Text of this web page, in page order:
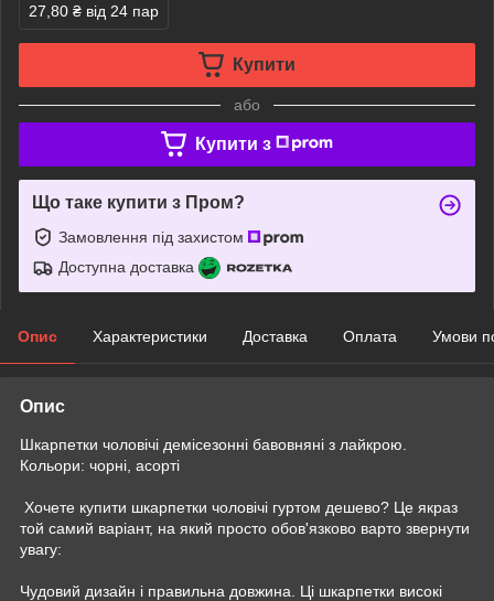
27,80 ₴ від 24 пар
Купити
або
Купити з
Що таке купити з Пром?
Замовлення під захистом
Доступна доставка
Опис Характеристики Доставка Оплата Умови
Опис
Шкарпетки чоловічі демісезонні бавовняні з лайкрою.
Кольори: чорні, асорті
Хочете купити шкарпетки чоловічі гуртом дешево? Це якраз
той самий варіант, на який просто обов'язково варто звернути
увагу:
Чудовий дизайн і правильна довжина. Ці шкарпетки високі